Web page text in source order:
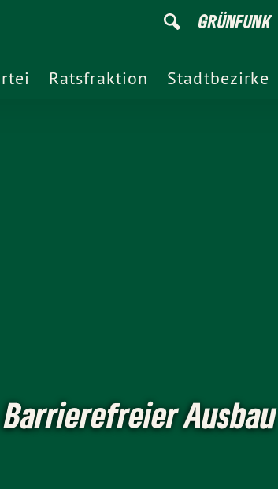
GRÜNFUNK
Ratsfraktion Stadtbezirke
Ausbau